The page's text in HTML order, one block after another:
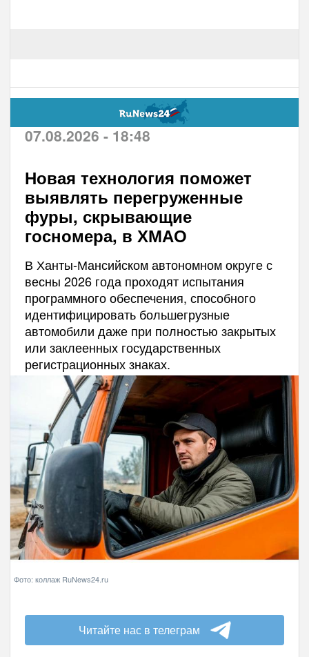
07.08.2026 - 18:48
Новая технология поможет
выявлять перегруженные
фуры, скрывающие
госномера, в ХМАО
В Ханты-Мансийском автономном округе с
весны 2026 года проходят испытания
программного обеспечения, способного
идентифицировать большегрузные
автомобили даже при полностью закрытых
или заклеенных государственных
регистрационных знаках.
Фото: коллаж RuNews24.ru
Читайте нас в телеграм